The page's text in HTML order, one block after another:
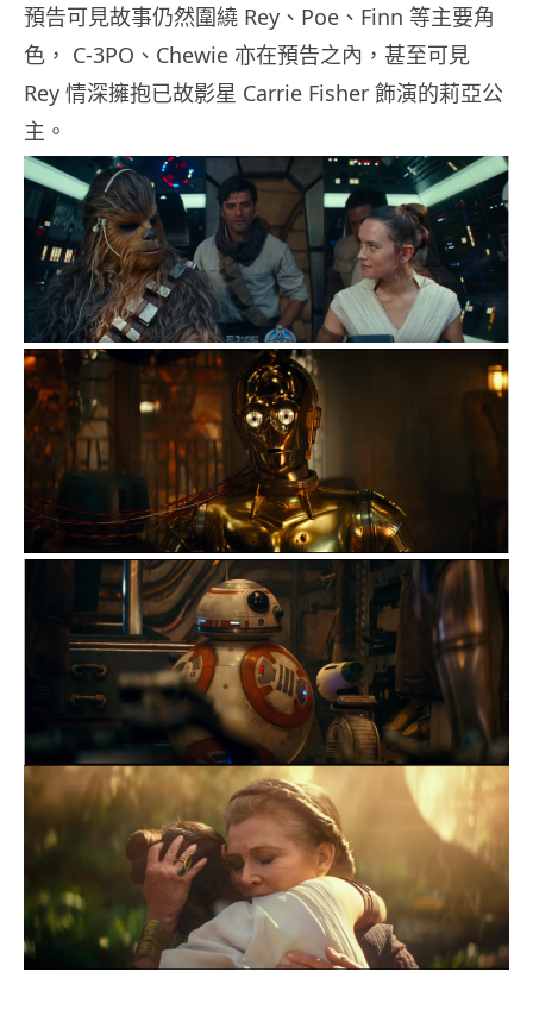
預告可見故事仍然圍繞 Rey、Poe、Finn 等主要角
色， C-3PO、Chewie 亦在預告之內，甚至可見
Rey 情深擁抱已故影星 Carrie Fisher 飾演的莉亞公
主。